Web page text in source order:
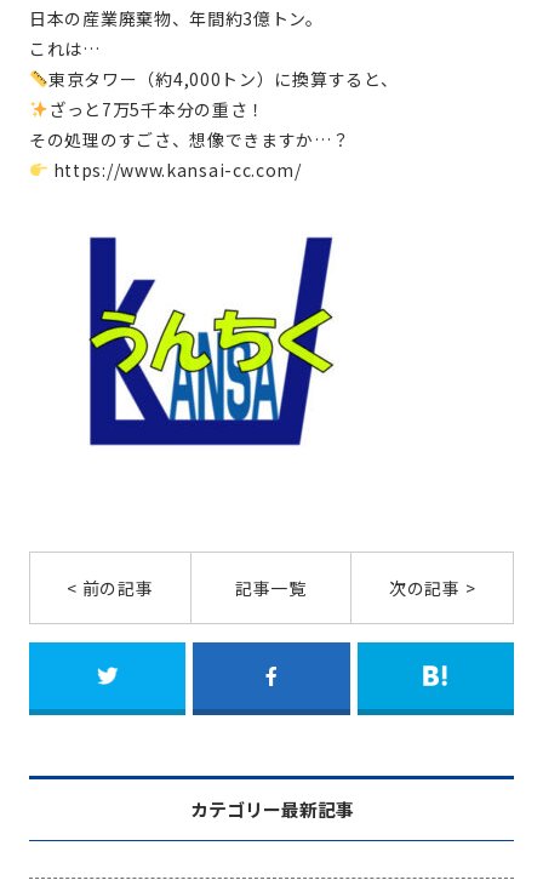
日本の産業廃棄物、年間約3億トン。
これは…
東京タワー（約4,000トン）に換算すると、
ざっと7万5千本分の重さ！
その処理のすごさ、想像できますか…？
https://www.kansai-cc.com/
< 前の記事 記事一覧 次の記事 >
カテゴリー最新記事